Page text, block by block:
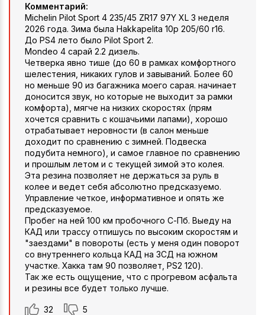
Комментарий:
Michelin Pilot Sport 4 235/45 ZR17 97Y XL 3 неделя
2026 года. Зима была Hakkapelita 10p 205/60 r16.
До PS4 лето было Pilot Sport 2.
Mondeo 4 сарай 2.2 дизель.
Четверка явно тише (до 60 в рамках комфортного
шелестения, никаких гулов и завываний. Более 60
но меньше 90 из багажника моего сарая. начинает
доносится звук, но которые не выходит за рамки
комфорта), мягче на низких скоростях (прям
хочется сравнить с кошачьими лапами), хорошо
отрабатывает неровности (в салон меньше
доходит по сравнению с зимней. Подвеска
подубита немного), и самое главное по сравнению
и прошлым летом и с текущей зимой это колея.
Эта резина позволяет не держаться за руль в
колее и ведет себя абсолютно предсказуемо.
Управление четкое, информативное и опять же
предсказуемое.
Пробег на ней 100 км пробочного С-Пб. Выеду на
КАД или трассу отпишусь по высоким скоростям и
"заездами" в повороты (есть у меня один поворот
со внутреннего кольца КАД на ЗСД на южном
участке. Хакка там 90 позволяет, PS2 120).
Так же есть ощущение, что с прогревом асфальта
и резины все будет только лучше.
32 5